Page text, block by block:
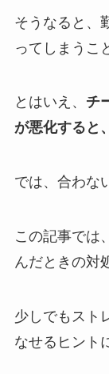
そうなると、
ってしまうこ
とはいえ、 チ
が悪化すると
では、合わな
この記事では
んだときの対
少しでもスト
なせるヒント